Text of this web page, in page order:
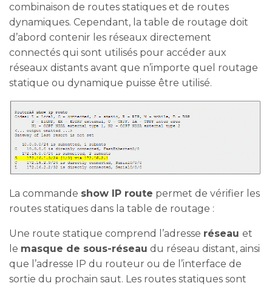
combinaison de routes statiques et de routes
dynamiques. Cependant, la table de routage doit
d’abord contenir les réseaux directement
connectés qui sont utilisés pour accéder aux
réseaux distants avant que n’importe quel routage
statique ou dynamique puisse être utilisé.
La commande show IP route permet de vérifier les
routes statiques dans la table de routage :
Une route statique comprend l’adresse réseau et
le masque de sous-réseau du réseau distant, ainsi
que l’adresse IP du routeur ou de l’interface de
sortie du prochain saut. Les routes statiques sont